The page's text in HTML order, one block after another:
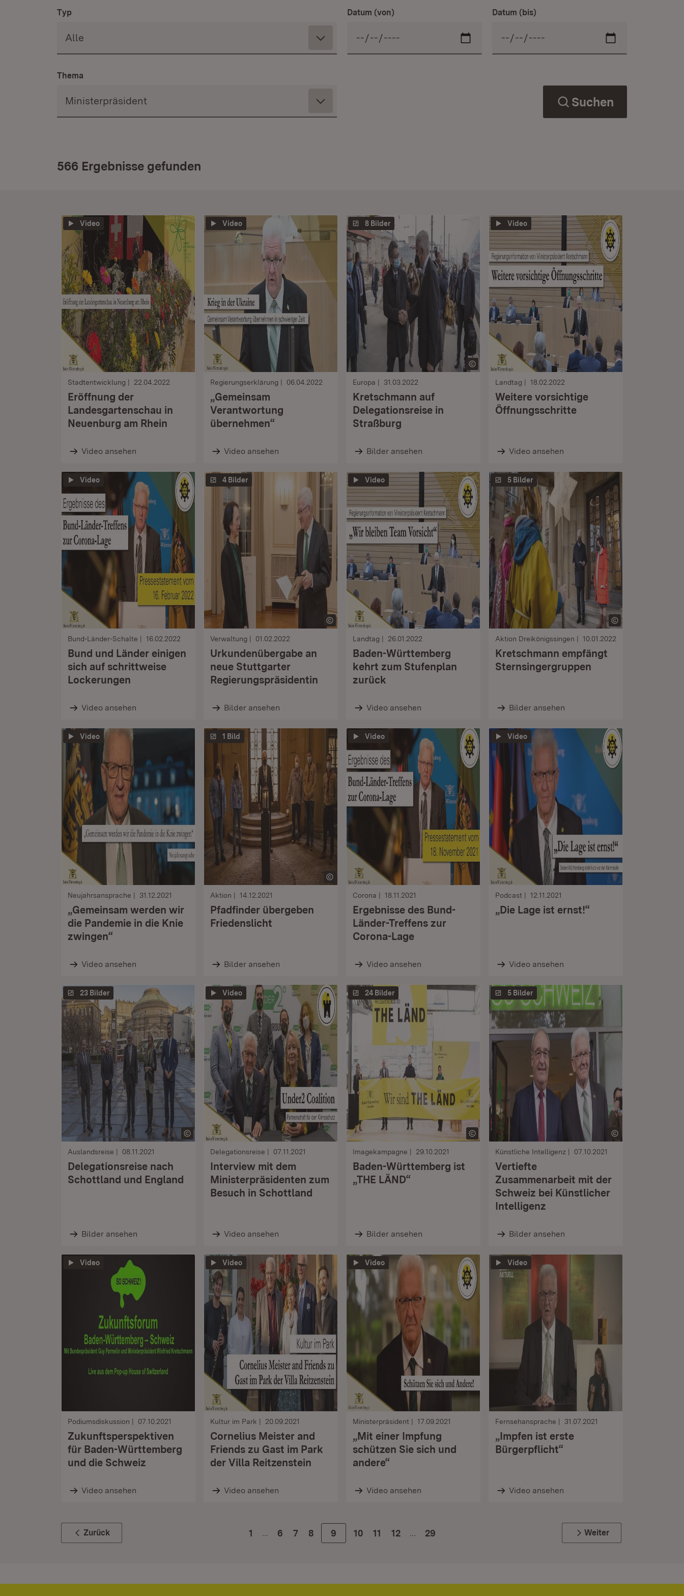
Typ Datum (von) Datum (bis)
Thema
Suchen
566 Ergebnisse gefunden
Video
Stadtentwicklung 22.04.2022
Eröffnung der
Landesgartenschau in
Neuenburg am Rhein
Video ansehen
Video
Regierungserklärung 06.04.2022
„Gemeinsam
Verantwortung
übernehmen“
Video ansehen
8 Bilder
Europa 31.03.2022
Kretschmann auf
Delegationsreise in
Straßburg
Bilder ansehen
Video
Landtag 18.02.2022
​​​​​​​Weitere vorsichtige
Öffnungsschritte
Video ansehen
Video
Bund-Länder-Schalte 16.02.2022
Bund und Länder einigen
sich auf schrittweise
Lockerungen
Video ansehen
4 Bilder
Verwaltung 01.02.2022
Urkundenübergabe an
neue Stuttgarter
Regierungspräsidentin
Bilder ansehen
Video
Landtag 26.01.2022
Baden-Württemberg
kehrt zum Stufenplan
zurück
Video ansehen
5 Bilder
Aktion Dreikönigssingen 10.01.2022
Kretschmann empfängt
Sternsingergruppen
Bilder ansehen
Video
Neujahrsansprache 31.12.2021
„Gemeinsam werden wir
die Pandemie in die Knie
zwingen“
Video ansehen
1 Bild
Aktion 14.12.2021
Pfadfinder übergeben
Friedenslicht
Bilder ansehen
Video
Corona 18.11.2021
Ergebnisse des Bund-
Länder-Treffens zur
Corona-Lage
Video ansehen
Video
Podcast 12.11.2021
„Die Lage ist ernst!“
Video ansehen
23 Bilder
Auslandsreise 08.11.2021
Delegationsreise nach
Schottland und England
Bilder ansehen
Video
Delegationsreise 07.11.2021
Interview mit dem
Ministerpräsidenten zum
Besuch in Schottland
Video ansehen
24 Bilder
Imagekampagne 29.10.2021
Baden-Württemberg ist
„THE LÄND“
Bilder ansehen
5 Bilder
Künstliche Intelligenz 07.10.2021
Vertiefte
Zusammenarbeit mit der
Schweiz bei Künstlicher
Intelligenz
Bilder ansehen
Video
Podiumsdiskussion 07.10.2021
Zukunftsperspektiven
für Baden-Württemberg
und die Schweiz
Video ansehen
Video
Kultur im Park 20.09.2021
Cornelius Meister and
Friends zu Gast im Park
der Villa Reitzenstein
Video ansehen
Video
Ministerpräsident 17.09.2021
„Mit einer Impfung
schützen Sie sich und
andere“
Video ansehen
Video
Fernsehansprache 31.07.2021
„Impfen ist erste
Bürgerpflicht“
Video ansehen
Zurück 1 Zur Seite
6 Zur Seite
7 Zur Seite
8 Zur Seite
9 Zur Seite
10 Zur Seite
11 Zur Seite
12 29 Weiter